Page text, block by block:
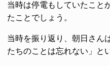
当時は停電もしていたこと
たことでしょう。
当時を振り返り、朝日さん
たちのことは忘れない」と